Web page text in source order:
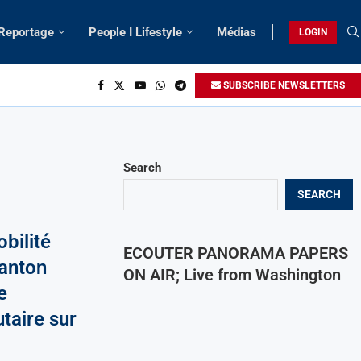
People I Lifestyle Médias LOGIN
SUBSCRIBE NEWSLETTERS
sur
Search
SEARCH
ECOUTER PANORAMA PAPERS
ON AIR; Live from Washington